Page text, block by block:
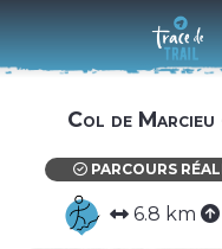
Col de
PARCOURS
6.8 km